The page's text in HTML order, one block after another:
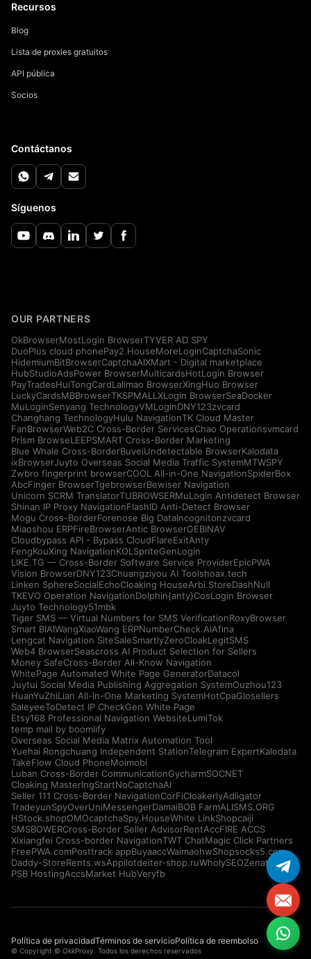
Recursos
Blog
Lista de proxies gratuitos
API pública
Socios
Contáctanos
Síguenos
OUR PARTNERS
OkBrowserMostLogin BrowserTYVER AD SPY
DuoPlus cloud phonePay2.HouseMoreLoginCaptchaSonic
HidemiumBitBrowserCaptchaAIXMart - Digital marketplace
HubStudioAdsPower BrowserMulticardsHotLogin Browser
PayTradesHuiTongCardLalimao BrowserXingHuo Browser
LuckyCardsMBBrowserTKSPMALL XLogin BrowserSeaDocker
MuLoginSenyang TechnologyVMLoginDNY123zvcard
Changhang TechnologyHulu NavigationTK Cloud Master
FanBrowserWeb2C Cross-Border ServicesChao Operationsvmcard
Prism BrowseLEEPSMART Cross-Border Marketing
Blue Whale Cross-BorderBuveiUndetectable BrowserKalodata
ixBrowserJuyto Overseas Social Media Traffic SystemMTWSPY
Zwbro fingerprint browserCOOL All-in-One NavigationSpiderBox
AbcFinger BrowserTgebrowserBewiser Navigation
Unicorn SCRM TranslatorTUBROWSERMuLogin Antidetect Browser
Shinan IP Proxy NavigationFlashID Anti-Detect Browser
Mogu Cross-BorderForenose Big DataIncognitonzvcard
Miaoshou ERPFireBrowserAntic BrowserGEBINAV
Cloudbypass API - Bypass CloudFlareExitAnty
FengKouXing NavigationKOLSpriteGenLogin
LIKE.TG — Cross-Border Software Service ProviderEpicPWA
Vision BrowserDNY123Chuangziyou AI Toolshoax.tech
Linken SphereSocialEchoCloaking HouseArbi.StoreDashNull
TKEVO Operation NavigationDolphin{anty}CosLogin Browser
Juyto Technology51mbk
Tiger SMS — Virtual Numbers for SMS VerificationRoxyBrowser
Smart BIAIWangXiaoWang ERPNumberCheck.AIAfina
Lengcat Navigation SiteSaleSmartlyZeroCloakLegitSMS
Web4 BrowserSeascross AI Product Selection for Sellers
Money SafeCross-Border All-Know Navigation
WhitePage Automated White Page GeneratorDatacol
Juytui Social Media Publishing Aggregation SystemOuzhou123
HuanYuZhiLian All-in-One Marketing SystemHotCpaGlosellers
SaleyeeToDetect IP CheckGen White Page
Etsy168 Professional Navigation WebsiteLumiTok
temp mail by boomlify
Overseas Social Media Matrix Automation Tool
Yuehai Rongchuang Independent StationTelegram ExpertKalodata
TakeFlow Cloud PhoneMoimobi
Luban Cross-Border CommunicationGycharmSOCNET
Cloaking MasterIngStartNoCaptchaAI
Seller 111 Cross-Border NavigationCorFiCloakerlyAdligator
TradeyunSpyOverUniMessengerDamaiBOB FarmALISMS.ORG
HStock.shopOMOcaptchaSpy.HouseWhite LinkShopcaiji
SMSBOWERCross-Border Seller AdvisorRentAccFIRE ACCS
Xixiangfei Cross-border NavigationTWT ChatMagic Click Partners
FreePWA.comPosttrack appBuyaaccWaimaohwShopsocks5.com
Daddy-StoreRents.wsAppilotdeiter-shop.ruWholySEOZenattica
PSB HostingAccsMarket HubVeryfb
Política de privacidadTérminos de servicioPolítica de reembolso
© Copyright © OkkProxy. Todos los derechos reservados